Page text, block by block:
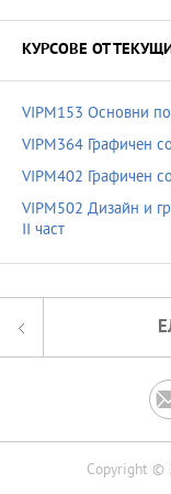
КУРСОВЕ ОТ
VIPM153 Основни
VIPM364 Графичен
VIPM402 Графичен
VIPM502 Дизайн и
II част
Copyright ©